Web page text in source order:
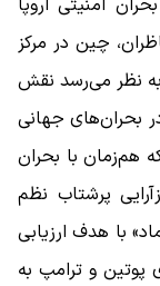
امنیتی اروپا
چین در مرکز
به نظر می‌رسد نقش
بحران‌های جهانی
هم‌زمان با بحران
پرشتاب نظم
با هدف ارزیابی
و ترامپ به